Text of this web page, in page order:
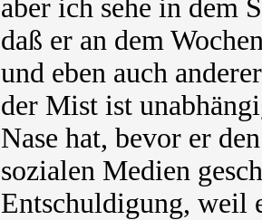
aber ich sehe in dem
daß er an dem
und eben auch
der Mist ist
Nase hat, bevor er
sozialen Medien
Entschuldigung, weil